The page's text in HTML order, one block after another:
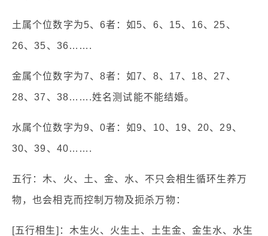
土属个位数字为5、6者：如5、6、15、16、25、
26、35、36…….
金属个位数字为7、8者：如7、8、17、18、27、
28、37、38…….姓名测试能不能结婚。
水属个位数字为9、0者：如9、10、19、20、29、
30、39、40…….
五行：木、火、土、金、水、不只会相生循环生养万
物，也会相克而控制万物及扼杀万物：
[五行相生]：木生火、火生土、土生金、金生水、水生